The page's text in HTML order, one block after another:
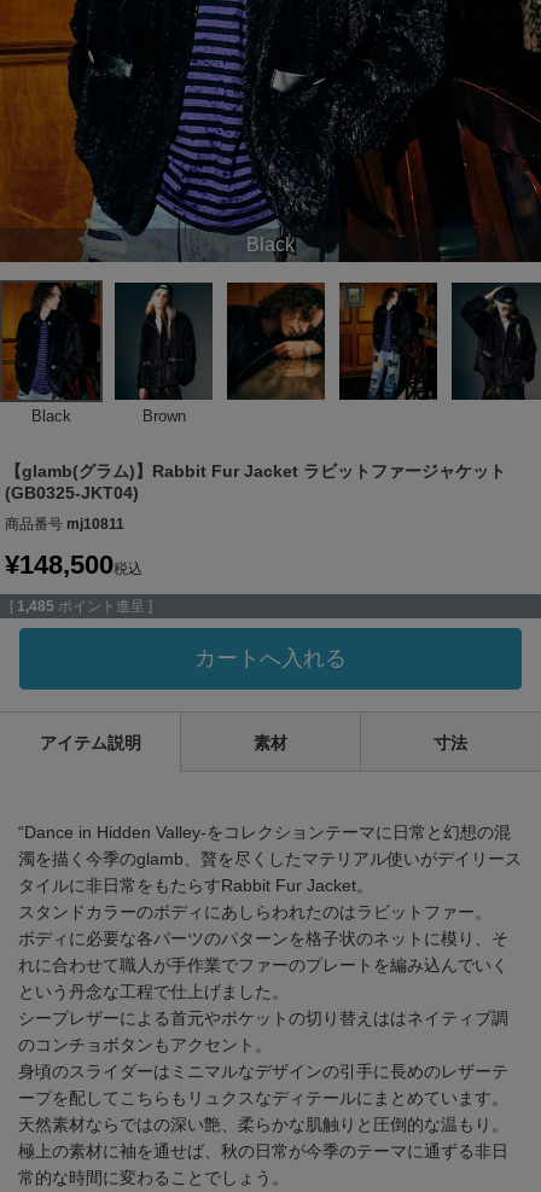
Black
Black Brown
【glamb(グラム)】Rabbit Fur Jacket ラビットファージャケット
(GB0325-JKT04)
商品番号 mj10811
¥148,500税込
[ 1,485 ポイント進呈 ]
カートへ入れる
アイテム説明 素材 寸法
“Dance in Hidden Valley-をコレクションテーマに日常と幻想の混
濁を描く今季のglamb、贅を尽くしたマテリアル使いがデイリース
タイルに非日常をもたらすRabbit Fur Jacket。
スタンドカラーのボディにあしらわれたのはラビットファー。
ボディに必要な各パーツのパターンを格子状のネットに模り、そ
れに合わせて職人が手作業でファーのプレートを編み込んでいく
という丹念な工程で仕上げました。
シープレザーによる首元やポケットの切り替えははネイティブ調
のコンチョボタンもアクセント。
身頃のスライダーはミニマルなデザインの引手に長めのレザーテ
ープを配してこちらもリュクスなディテールにまとめています。
天然素材ならではの深い艶、柔らかな肌触りと圧倒的な温もり。
極上の素材に袖を通せば、秋の日常が今季のテーマに通ずる非日
常的な時間に変わることでしょう。